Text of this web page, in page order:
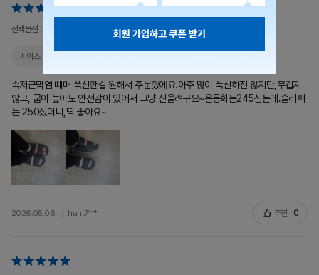
선택옵션 :
사이즈
족저근막염 때매 푹신한걸 원해서 주문했에요.아주 많이 푹신하진 않지만,무겁지
않고, 굽이 높아도 안전감이 있어서 그냥 신을려구요~운동화는245신는데.슬리퍼
는 250샀더니,딱 좋아요~
2026.05.06 hunt71** 추천 0